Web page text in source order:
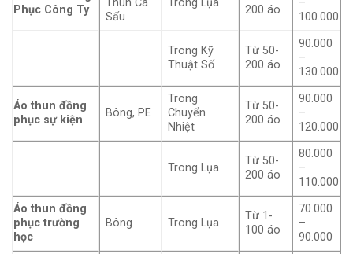
Phục Công Ty
Sấu
200 áo
100.000
Trong Kỹ
Thuật Số
Từ 50-
200 áo
90.000
–
130.000
Áo thun đồng
phục sự kiện
Bông, PE
Trong
Chuyển
Nhiệt
Từ 50-
200 áo
90.000
–
120.000
Trong Lụa
Từ 50-
200 áo
80.000
–
110.000
Áo thun đồng
phục trường
học
Bông Trong Lụa
Từ 1-
100 áo
70.000
–
90.000